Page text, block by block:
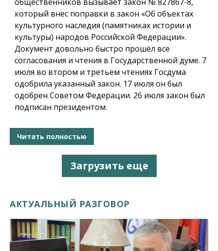
который внес поправки в закон «Об объектах
культурного наследия (памятниках истории и
культуры) народов Российской Федерации».
Документ довольно быстро прошёл все
согласования и чтения в Государственной думе. 7
июля во втором и третьем чтениях Госдума
одобрила указанный закон. 17 июля он был
одобрен Советом Федерации. 26 июля закон был
подписан президентом.
Читать полностью
Загрузить еще
АКТУАЛЬНЫЙ РАЗГОВОР